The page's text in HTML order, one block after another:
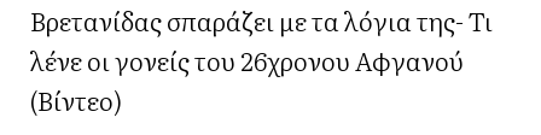
Βρετανίδας σπαράζει με τα λόγια της- Τι
λένε οι γονείς του 26χρονου Αφγανού
(Βίντεο)